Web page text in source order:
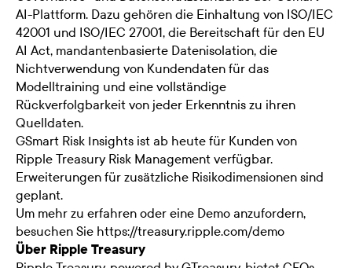
AI-Plattform. Dazu gehören die Einhaltung von ISO/IEC
42001 und ISO/IEC 27001, die Bereitschaft für den EU
AI Act, mandantenbasierte Datenisolation, die
Nichtverwendung von Kundendaten für das
Modelltraining und eine vollständige
Rückverfolgbarkeit von jeder Erkenntnis zu ihren
Quelldaten.
GSmart Risk Insights ist ab heute für Kunden von
Ripple Treasury Risk Management verfügbar.
Erweiterungen für zusätzliche Risikodimensionen sind
geplant.
Um mehr zu erfahren oder eine Demo anzufordern,
besuchen Sie https://treasury.ripple.com/demo
Über Ripple Treasury